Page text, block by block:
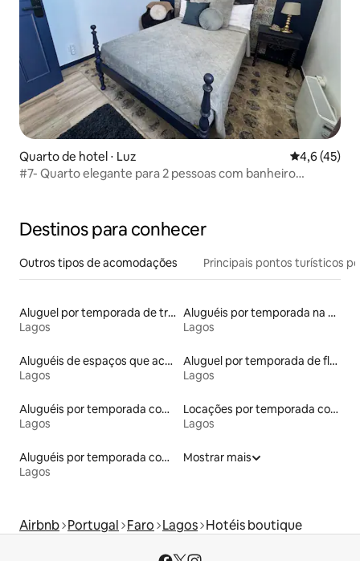
Quarto de hotel ⋅ Luz 4,6 de uma
4,6 (45)
#7- Quarto elegante para 2 pessoas com banheiro
Destinos para conhecer
Outros tipos de acomodações Principais pontos turísticos
Aluguel por temporada de trailers
Lagos
Aluguéis por temporada na orla
Lagos
Aluguéis de espaços que aceitam animais de estimação
Lagos
Aluguel por temporada de flats
Lagos
Aluguéis por temporada com banheira de hidromassagem
Lagos
Locações por temporada com piscina
Lagos
Aluguéis por temporada com suítes privativas
Lagos
Mostrar mais
Airbnb Portugal Faro Lagos Hotéis boutique